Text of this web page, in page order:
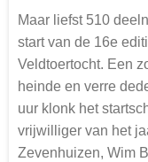
Maar liefst 510
start van de 16e
Veldtoertocht. Een
heinde en verre
uur klonk het
vrijwilliger van het
Zevenhuizen, Wim